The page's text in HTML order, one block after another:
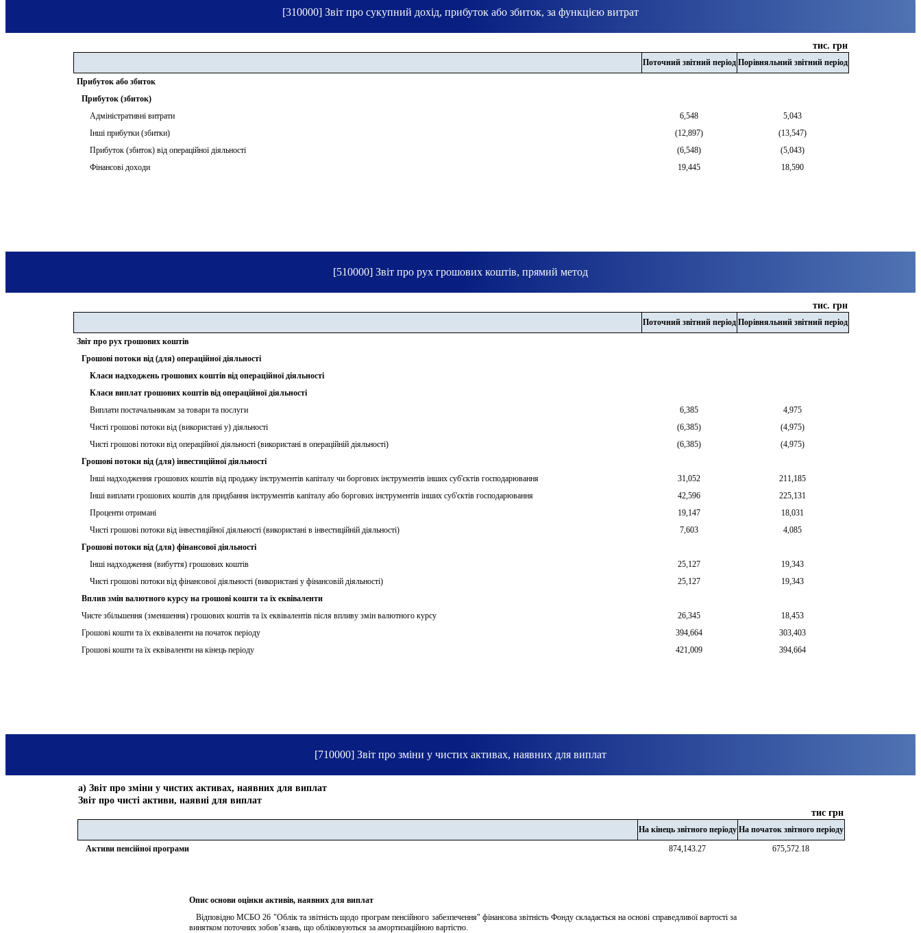
[310000] Звіт про сукупний дохід, прибуток або збиток, за функцією витрат
тис. грн
Поточний звітний період Порівняльний звітний період
Прибуток або збиток
Прибуток (збиток)
Адміністративні витрати
6,548
5,043
Інші прибутки (збитки)
(12,897) (13,547)
Прибуток (збиток) від операційної діяльності
(6,548) (5,043)
Фінансові доходи
19,445 18,590
[510000] Звіт про рух грошових коштів, прямий метод
тис. грн
Поточний звітний період Порівняльний звітний період
Звіт про рух грошових коштів
Грошові потоки від (для) операційної діяльності
Класи надходжень грошових коштів від операційної діяльності
Класи виплат грошових коштів від операційної діяльності
Виплати постачальникам за товари та послуги
6,385
4,975
Чисті грошові потоки від (використані у) діяльності
(6,385) (4,975)
Чисті грошові потоки від операційної діяльності (використані в операційній діяльності)
(6,385) (4,975)
Грошові потоки від (для) інвестиційної діяльності
Інші надходження грошових коштів від продажу інструментів капіталу чи боргових інструментів інших суб'єктів господарювання
31,052
211,185
Інші виплати грошових коштів для придбання інструментів капіталу або боргових інструментів інших суб'єктів господарювання
42,596
225,131
Проценти отримані
19,147
18,031
Чисті грошові потоки від інвестиційної діяльності (використані в інвестиційній діяльності)
7,603
4,085
Грошові потоки від (для) фінансової діяльності
Інші надходження (вибуття) грошових коштів
25,127
19,343
Чисті грошові потоки від фінансової діяльності (використані у фінансовій діяльності)
25,127
19,343
Вплив змін валютного курсу на грошові кошти та їх еквіваленти
Чисте збільшення (зменшення) грошових коштів та їх еквівалентів після впливу змін валютного курсу
26,345
18,453
Грошові кошти та їх еквіваленти на початок періоду
394,664
303,403
Грошові кошти та їх еквіваленти на кінець періоду
421,009 394,664
[710000] Звіт про зміни у чистих активах, наявних для виплат
а) Звіт про зміни у чистих активах, наявних для виплат
Звіт про чисті активи, наявні для виплат
тис грн
На кінець звітного періоду На початок звітного періоду
Активи пенсійної програми
874,143.27 675,572.18
Опис основи оцінки активів, наявних для виплат
Відповідно МСБО 26 "Облік та звітність щодо програм пенсійного забезпечення" фінансова звітність Фонду складається на основі справедливої вартості за
винятком поточних зобов’язань, що обліковуються за амортизаційною вартістю.